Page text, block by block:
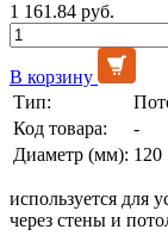
1 161.84 руб.
В корзину
Тип:
Код товара:
-
Диаметр (мм): 120
используется для
через стены и